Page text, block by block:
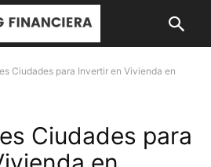
Ciudades para Invertir en Vivienda en
Ciudades para